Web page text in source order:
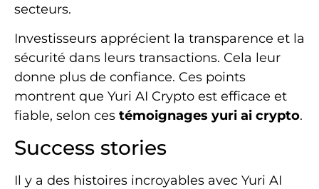
secteurs.
Investisseurs apprécient la transparence et la
sécurité dans leurs transactions. Cela leur
donne plus de confiance. Ces points
montrent que Yuri AI Crypto est efficace et
fiable, selon ces témoignages yuri ai crypto.
Success stories
Il y a des histoires incroyables avec Yuri AI